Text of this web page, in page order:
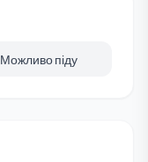
Можливо піду